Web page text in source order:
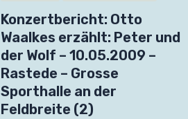
Konzertbericht: Otto
Waalkes erzählt: Peter und
der Wolf – 10.05.2009 –
Rastede – Grosse
Sporthalle an der
Feldbreite (2)